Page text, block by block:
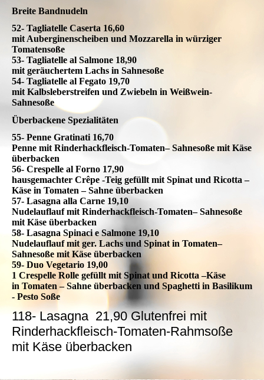
Breite Bandnudeln
52- Tagliatelle Caserta 16,60
mit Auberginenscheiben und Mozzarella in würziger
Tomatensoße
53- Tagliatelle al Salmone 18,90
mit geräuchertem Lachs in Sahnesoße
54- Tagliatelle al Fegato 19,70
mit Kalbsleberstreifen und Zwiebeln in Weißwein-
Sahnesoße
Überbackene Spezialitäten
55- Penne Gratinati 16,70
Penne mit Rinderhackfleisch-Tomaten– Sahnesoße mit Käse
überbacken
56- Crespelle al Forno 17,90
hausgemachter Crêpe -Teig gefüllt mit Spinat und Ricotta –
Käse in Tomaten – Sahne überbacken
57- Lasagna alla Carne 19,10
Nudelauflauf mit Rinderhackfleisch-Tomaten– Sahnesoße
mit Käse überbacken
58- Lasagna Spinaci e Salmone 19,10
Nudelauflauf mit ger. Lachs und Spinat in Tomaten–
Sahnesoße mit Käse überbacken
59- Duo Vegetario 19,00
1 Crespelle Rolle gefüllt mit Spinat und Ricotta –Käse
in Tomaten – Sahne überbacken und Spaghetti in Basilikum
- Pesto Soße
118-Lasagna 21,90Glutenfrei mit
Rinderhackfleisch-Tomaten-Rahmsoße
mit Käse überbacken